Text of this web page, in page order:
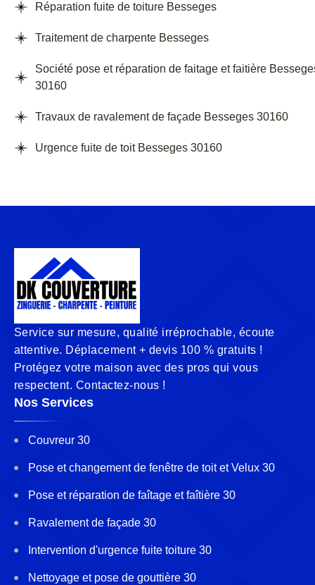
Réparation fuite de toiture Besseges
Traitement de charpente Besseges
Société pose et réparation de faitage et faitière
30160
Travaux de ravalement de façade Besseges 30160
Urgence fuite de toit Besseges 30160
Service sur mesure, qualité irréprochable, écoute
attentive. Déplacement + devis 100 % gratuits !
Protégez votre maison avec des pros qui vous
respectent. Contactez-nous !
Nos Services
Couvreur 30
Pose et changement de fenêtre de toit et Velux 30
Pose et réparation de faîtage et faîtière 30
Ravalement de façade 30
Intervention d'urgence fuite toiture 30
Nettoyage et pose de gouttière 30